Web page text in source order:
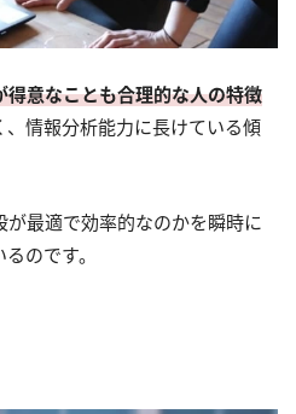
意なことも合理的な人の特徴
情報分析能力に長けている傾
最適で効率的なのかを瞬時に
のです。